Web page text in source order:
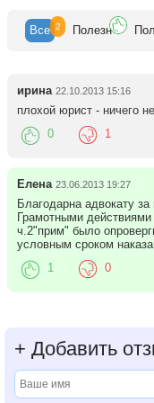
Все 2 Полезн
ирина 22.10.2013 15:16
плохой юрист - ничего
0 1
Елена 23.06.2013 19:27
Благодарна адвокату
Грамотными
ч.2"прим" было
условным сроком
1 0
+ Добавить